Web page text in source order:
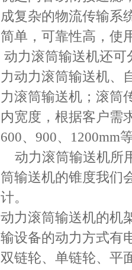
成复杂的物流传输系
简单，可靠性高，使
动力滚筒输送机还
力动力滚筒输送机、
力滚筒输送机；滚筒
内宽度，根据客户需
600、900、1200mm
动力滚筒输送机所
筒输送机的锥度我们
计。
动力滚筒输送机的机
输设备的动力方式有
双链轮、单链轮、平